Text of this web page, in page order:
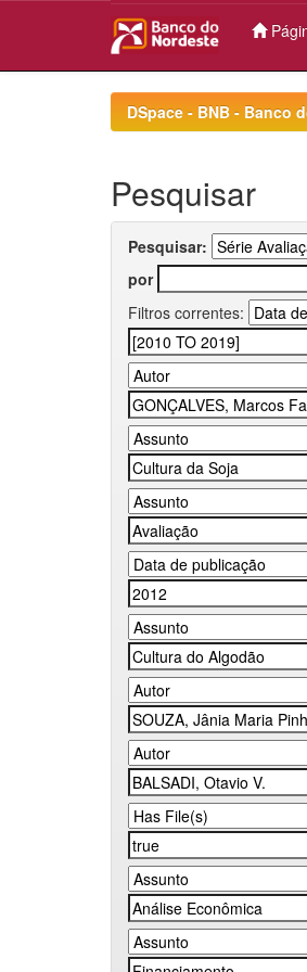
DSpace - BNB - Banco
Pesquisar
Pesquisar:
por
Filtros correntes: